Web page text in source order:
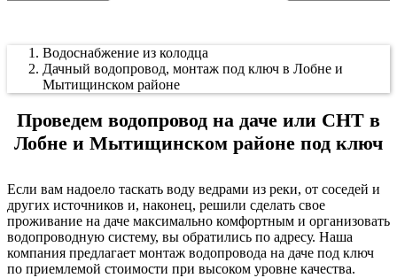
Водоснабжение из колодца
Дачный водопровод, монтаж под ключ в Лобне и
Мытищинском районе
Проведем водопровод на даче или СНТ в
Лобне и Мытищинском районе под ключ
Если вам надоело таскать воду ведрами из реки, от соседей и
других источников и, наконец, решили сделать свое
проживание на даче максимально комфортным и организовать
водопроводную систему, вы обратились по адресу. Наша
компания предлагает монтаж водопровода на даче под ключ
по приемлемой стоимости при высоком уровне качества.